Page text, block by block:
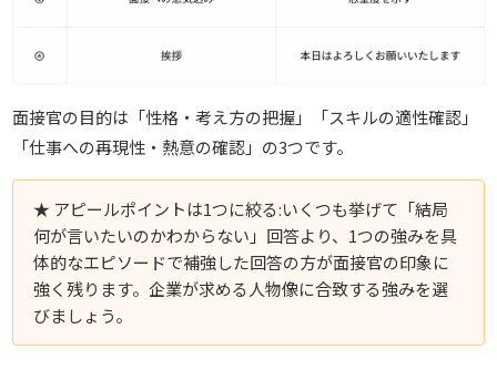
面接官の目的は「性格・考え方の把握」「スキルの適性確認」
「仕事への再現性・熱意の確認」の3つです。
★ アピールポイントは1つに絞る:いくつも挙げて「結局
何が言いたいのかわからない」回答より、1つの強みを具
体的なエピソードで補強した回答の方が面接官の印象に
強く残ります。企業が求める人物像に合致する強みを選
びましょう。